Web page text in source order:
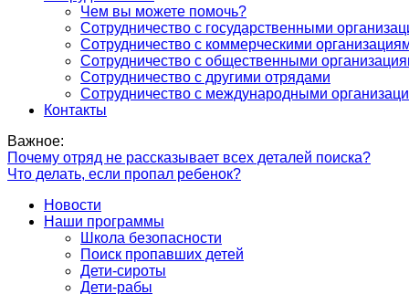
Чем вы можете помочь?
Сотрудничество с государственными
Сотрудничество с коммерческими
Сотрудничество с общественными
Сотрудничество с другими отрядами
Сотрудничество с международными
Контакты
Важное:
Почему отряд не рассказывает всех деталей поиска?
Что делать, если пропал ребенок?
Новости
Наши программы
Школа безопасности
Поиск пропавших детей
Дети-сироты
Дети-рабы